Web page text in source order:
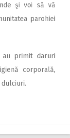
şi voi să vă
parohiei
primit daruri
corporală,